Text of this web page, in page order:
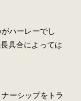
ハーレーでし
具合によっては
ーシップをトラ